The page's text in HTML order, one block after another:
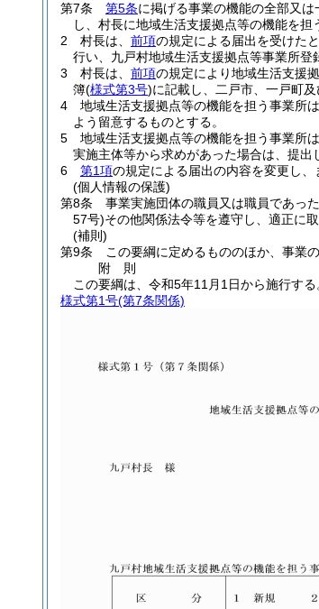
第7条
第5条に掲げる事業の機能の全部又
し、村長に地域生活支援拠点等の機能を
2
村長は、 前項の規定による届出を受けた
行い、九戸村地域生活支援拠点等事業所登
3
村長は、 前項の規定により地域生活支援
簿(様式第3号)に記載し、二戸市、一戸町
4
地域生活支援拠点等の機能を担う事業所
よう留意するものとする。
5
地域生活支援拠点等の機能を担う事業所
実施主体等から求めがあった場合は、提出
6
第1項の規定による届出の内容を変更し、
(個人情報の保護)
第8条
事業実施団体の職員又は職員であっ
57号)その他関係法令等を遵守し、適正に
(補則)
第9条
この要綱に定めるもののほか、事業
附 則
この要綱は、令和5年11月1日から施行する
様式第1号(第7条関係)